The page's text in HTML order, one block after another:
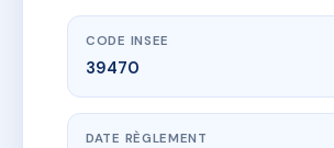
CODE INSEE
39470
DATE RÈGLEMENT